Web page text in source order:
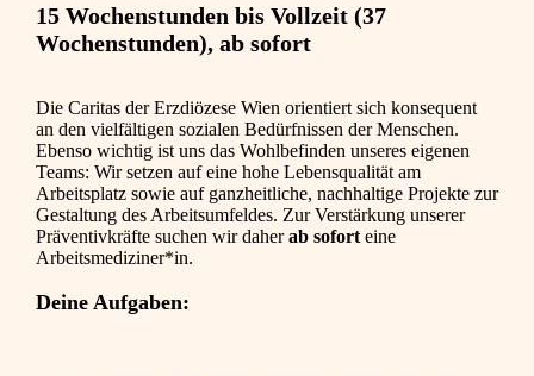
15 Wochenstunden bis Vollzeit (37
Wochenstunden), ab sofort
Die Caritas der Erzdiözese Wien orientiert sich konsequent
an den vielfältigen sozialen Bedürfnissen der Menschen.
Ebenso wichtig ist uns das Wohlbefinden unseres eigenen
Teams: Wir setzen auf eine hohe Lebensqualität am
Arbeitsplatz sowie auf ganzheitliche, nachhaltige Projekte zur
Gestaltung des Arbeitsumfeldes. Zur Verstärkung unserer
Präventivkräfte suchen wir daherab sofort eine
Arbeitsmediziner*in.
Deine Aufgaben: